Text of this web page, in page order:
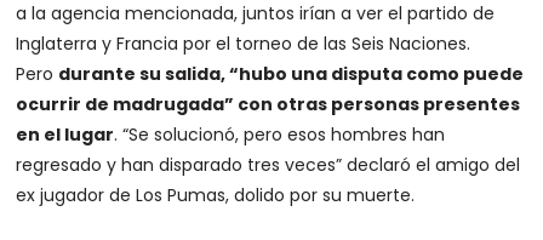
a la agencia mencionada, juntos irían a ver el partido de
Inglaterra y Francia por el torneo de las Seis Naciones.
Pero durante su salida, “hubo una disputa como puede
ocurrir de madrugada” con otras personas presentes
en el lugar. “Se solucionó, pero esos hombres han
regresado y han disparado tres veces” declaró el amigo del
ex jugador de Los Pumas, dolido por su muerte.